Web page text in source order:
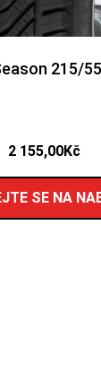
215/55
2 155,00Kč
SE NA